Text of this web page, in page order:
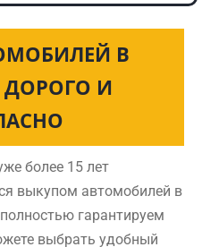
В
ДОРОГО И
более 15 лет
выкупом автомобилей в
гарантируем
выбрать удобный